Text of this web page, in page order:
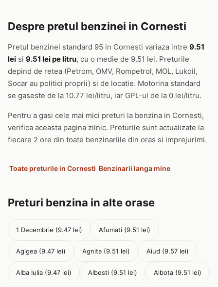
Despre pretul benzinei in Cornesti
Pretul benzinei standard 95 in Cornesti variaza intre 9.51
lei si 9.51 lei pe litru, cu o medie de 9.51 lei. Preturile
depind de retea (Petrom, OMV, Rompetrol, MOL, Lukoil,
Socar au politici proprii) si de locatie. Motorina standard
se gaseste de la 10.77 lei/litru, iar GPL-ul de la 0 lei/litru.
Pentru a gasi cele mai mici preturi la benzina in Cornesti,
verifica aceasta pagina zilnic. Preturile sunt actualizate la
fiecare 2 ore din toate benzinariile din oras si imprejurimi.
Toate preturile in Cornesti Benzinarii langa mine
Preturi benzina in alte orase
1 Decembrie (9.47 lei) Afumati (9.51 lei)
Agigea (9.47 lei) Agnita (9.51 lei) Aiud (9.57 lei)
Alba Iulia (9.47 lei) Albesti (9.51 lei) Albota (9.51 lei)